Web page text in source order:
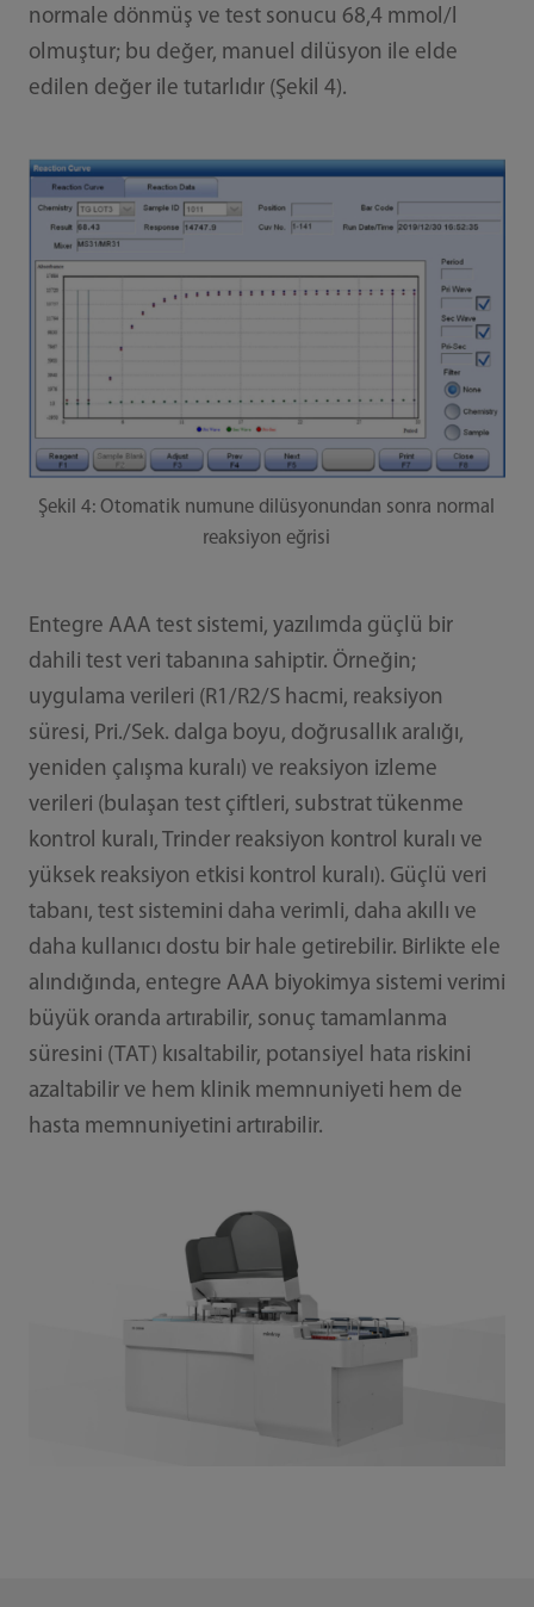
normale dönmüş ve test sonucu 68,4 mmol/l
olmuştur; bu değer, manuel dilüsyon ile elde
edilen değer ile tutarlıdır (Şekil 4).
Şekil 4: Otomatik numune dilüsyonundan sonra normal
reaksiyon eğrisi
Entegre AAA test sistemi, yazılımda güçlü bir
dahili test veri tabanına sahiptir. Örneğin;
uygulama verileri (R1/R2/S hacmi, reaksiyon
süresi, Pri./Sek. dalga boyu, doğrusallık aralığı,
yeniden çalışma kuralı) ve reaksiyon izleme
verileri (bulaşan test çiftleri, substrat tükenme
kontrol kuralı, Trinder reaksiyon kontrol kuralı ve
yüksek reaksiyon etkisi kontrol kuralı). Güçlü veri
tabanı, test sistemini daha verimli, daha akıllı ve
daha kullanıcı dostu bir hale getirebilir. Birlikte ele
alındığında, entegre AAA biyokimya sistemi verimi
büyük oranda artırabilir, sonuç tamamlanma
süresini (TAT) kısaltabilir, potansiyel hata riskini
azaltabilir ve hem klinik memnuniyeti hem de
hasta memnuniyetini artırabilir.